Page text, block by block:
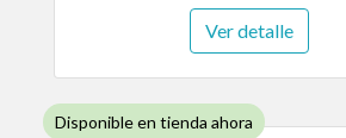
Ver detalle
Disponible en tienda ahora